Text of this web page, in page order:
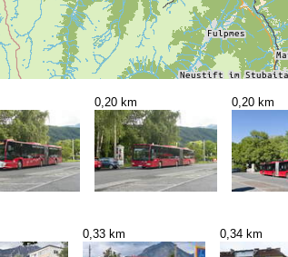
0,20 km 0,20 km
0,33 km 0,34 km